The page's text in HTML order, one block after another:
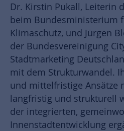
Dr. Kirstin Pukall, Leiterin
beim Bundesministerium
Klimaschutz, und Jürgen
der Bundesvereinigung
Stadtmarketing
mit dem Strukturwandel.
und mittelfristige Ansätze
langfristig und strukturell
der integrierten,
Innenstadtentwicklung